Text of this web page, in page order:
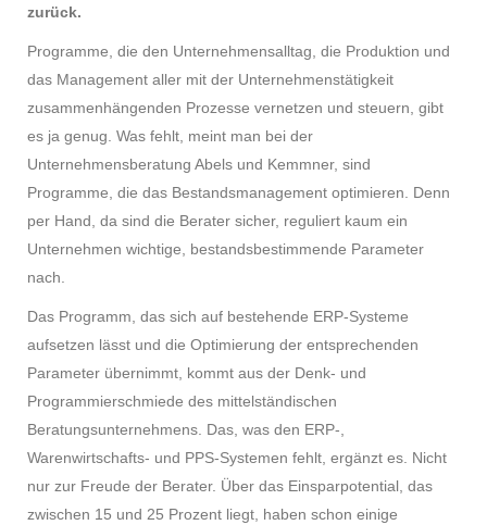
zurück.
Programme, die den Unternehmensalltag, die Produktion und
das Management aller mit der Unternehmenstätigkeit
zusammenhängenden Prozesse vernetzen und steuern, gibt
es ja genug. Was fehlt, meint man bei der
Unternehmensberatung Abels und Kemmner, sind
Programme, die das Bestandsmanagement optimieren. Denn
per Hand, da sind die Berater sicher, reguliert kaum ein
Unternehmen wichtige, bestandsbestimmende Parameter
nach.
Das Programm, das sich auf bestehende ERP-Systeme
aufsetzen lässt und die Optimierung der entsprechenden
Parameter übernimmt, kommt aus der Denk- und
Programmierschmiede des mittelständischen
Beratungsunternehmens. Das, was den ERP-,
Warenwirtschafts- und PPS-Systemen fehlt, ergänzt es. Nicht
nur zur Freude der Berater. Über das Einsparpotential, das
zwischen 15 und 25 Prozent liegt, haben schon einige